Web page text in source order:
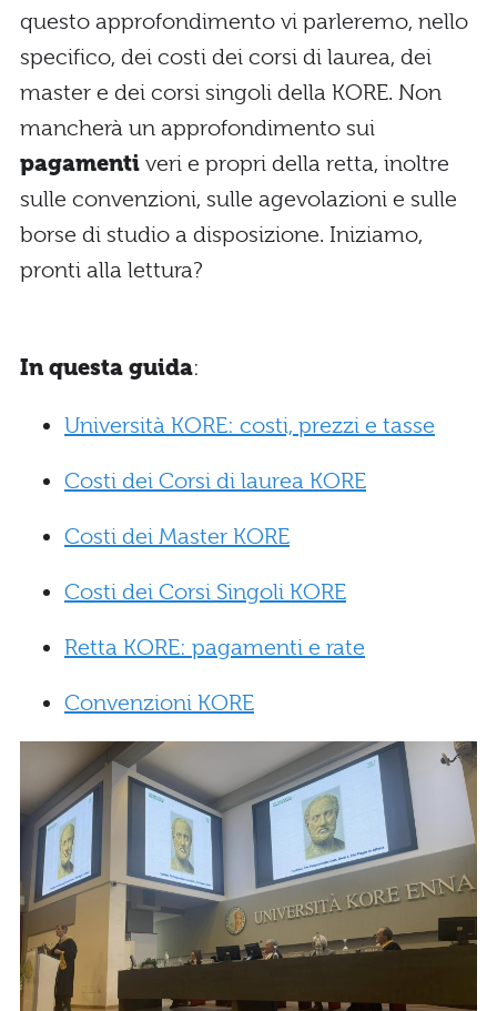
questo approfondimento vi parleremo, nello
specifico, dei costi dei corsi di laurea, dei
master e dei corsi singoli della KORE. Non
mancherà un approfondimento sui
pagamenti veri e propri della retta, inoltre
sulle convenzioni, sulle agevolazioni e sulle
borse di studio a disposizione. Iniziamo,
pronti alla lettura?
In questa guida:
Università KORE: costi, prezzi e tasse
Costi dei Corsi di laurea KORE
Costi dei Master KORE
Costi dei Corsi Singoli KORE
Retta KORE: pagamenti e rate
Convenzioni KORE